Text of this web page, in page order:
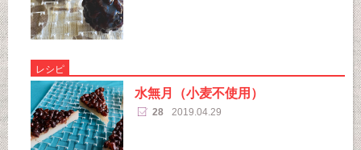
レシピ
水無月（小麦不使用）
28 2019.04.29